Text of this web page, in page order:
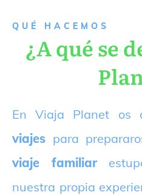
QUÉ HACEMOS
¿A qué se
En Viaja Planet os
viajes para
viaje familiar
nuestra propia